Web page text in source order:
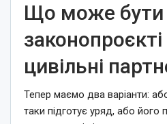
Що може бути
цивільні
Тепер маємо два варіанти:
таки підготує уряд, або його